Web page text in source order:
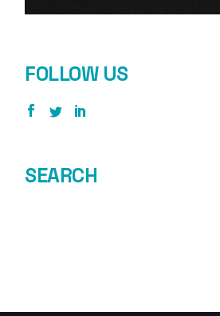
FOLLOW US
SEARCH